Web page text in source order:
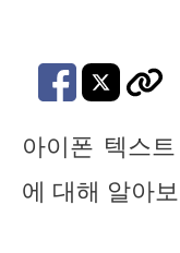
아이폰 텍스
에 대해 알아